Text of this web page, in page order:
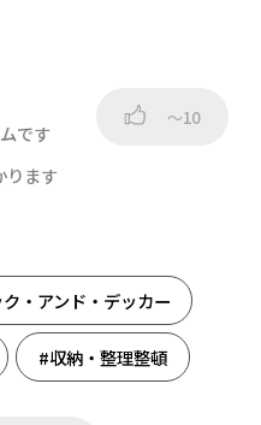
です
～10
ります
・アンド・デッカー
#収納・整理整頓